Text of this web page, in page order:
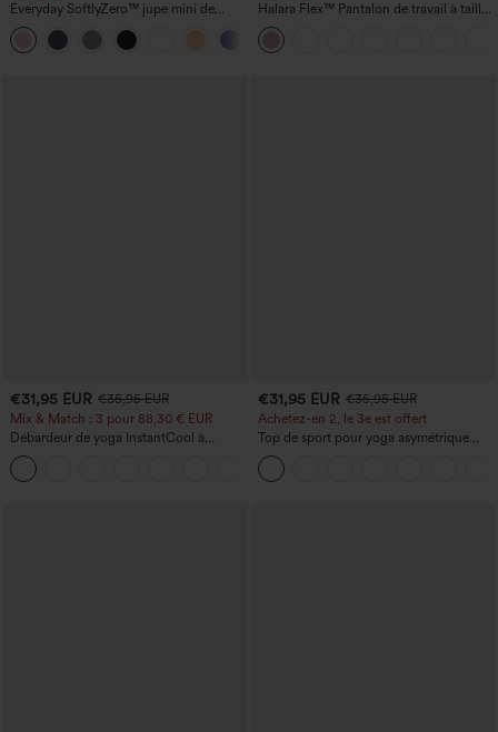
Everyday SoftlyZero™ jupe mini de
tennis aérée à pans croisés 2-en-1 avec
poche latérale et toucher frais - Lucid-
UPF50+
Halara Flex™ Pantalon de travail à taille
haute, jambe large, avec poches, en
maille gaufrée
€31,95 EUR €35,95 EUR
Mix & Match : 3 pour 88,30 € EUR
Débardeur de yoga InstantCool à
encolure en U et ourlet arrondi –
UPF50+
€31,95 EUR €35,95 EUR
Achetez-en 2, le 3e est offert
Top de sport pour yoga asymétrique
(une épaule) à manches longues avec
ouverture pour le pouce, ourlet arrondi
haut-bas, séchage rapide, soutien-gorge